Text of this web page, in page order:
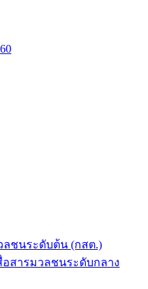
ชนระดับต้น (กสต.)
สารมวลชนระดับกลาง